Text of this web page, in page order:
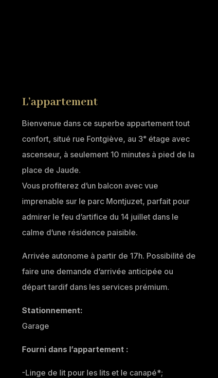
L’appartement
Bienvenue dans ce superbe appartement tout
confort, situé rue Fontgiève, au 3ᵉ étage avec
ascenseur, à seulement 10 minutes à pied de la
place de Jaude.
Vous profiterez d’un balcon avec vue
imprenable sur le parc Montjuzet, parfait pour
admirer le feu d’artifice du 14 juillet dans le
calme d’une résidence paisible.
Arrivée autonome à partir de 17h. Possibilité de
faire une demande d’arrivée anticipée ou
départ tardif dans les services prémium.
Stationnement:
Garage
Fourni dans l’appartement :
-Linge de lit pour les lits et le canapé*;